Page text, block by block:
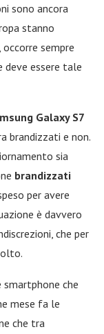
sono ancora
stanno
sempre
deve essere tale
Galaxy S7
brandizzati e non.
sia
brandizzati
per avere
è davvero
che per
smartphone che
mese fa le
che tra